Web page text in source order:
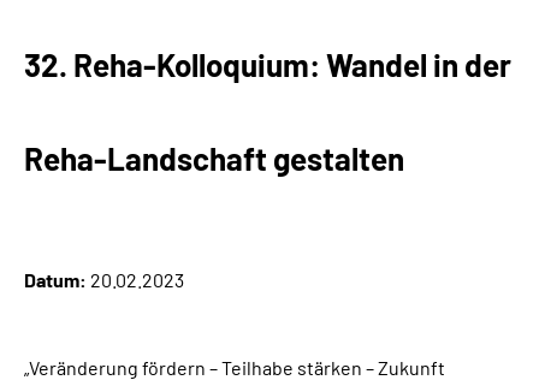
Karriere
Über uns
32. Reha-Kolloquium: Wandel in der
Reha-Landschaft gestalten
Datum: 20.02.2023
„Veränderung fördern – Teilhabe stärken – Zukunft